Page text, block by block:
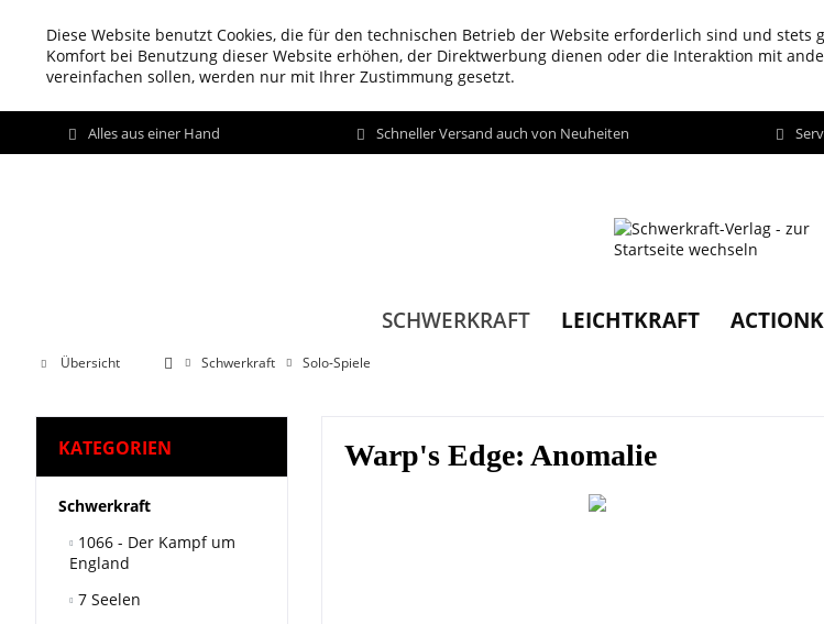
Diese Website benutzt Cookies, die für den technischen Betrieb der Website erforderlich sind und stets
Komfort bei Benutzung dieser Website erhöhen, der Direktwerbung dienen oder die Interaktion mit
vereinfachen sollen, werden nur mit Ihrer Zustimmung gesetzt.
Alles aus einer Hand Schneller Versand auch von Neuheiten
SCHWERKRAFT LEICHTKRAFT
Übersicht Schwerkraft Solo-Spiele
KATEGORIEN
Schwerkraft
1066 - Der Kampf um
England
7 Seelen
Warp's Edge: Anomalie